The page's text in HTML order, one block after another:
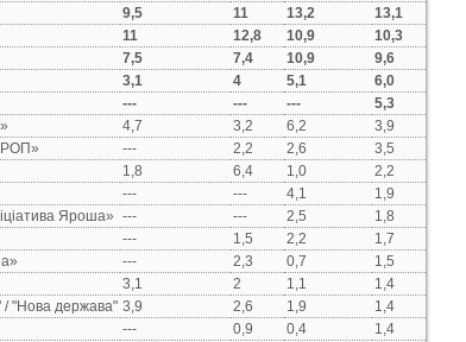
9,5 11 13,2
13,1
11 12,8 10,9
10,3
7,5 7,4 10,9
9,6
3,1 4 5,1
6,0
--- --- ---
5,3
4,7 3,2 6,2
3,9
--- 2,2 2,6
3,5
1,8 6,4 1,0
2,2
--- --- 4,1
1,9
Яроша» --- --- 2,5
1,8
--- 1,5 2,2
1,7
--- 2,3 0,7
1,5
3,1 2 1,1
1,4
/ "Нова держава" 3,9 2,6 1,9
1,4
--- 0,9 0,4
1,4